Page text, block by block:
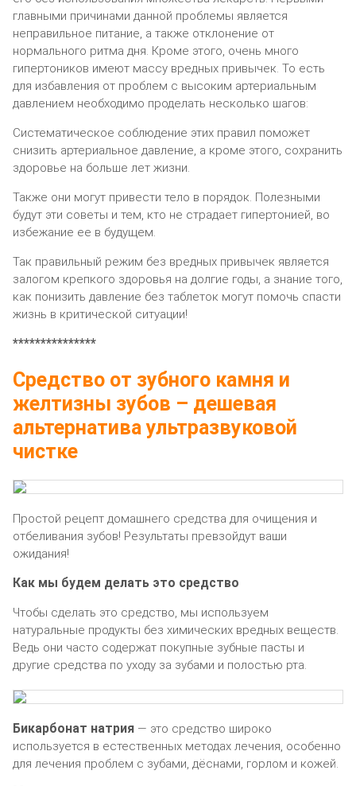
главными причинами данной проблемы является
неправильное питание, а также отклонение от
нормального ритма дня. Кроме этого, очень много
гипертоников имеют массу вредных привычек. То есть
для избавления от проблем с высоким артериальным
давлением необходимо проделать несколько шагов:
Систематическое соблюдение этих правил поможет
снизить артериальное давление, а кроме этого, сохранить
здоровье на больше лет жизни.
Также они могут привести тело в порядок. Полезными
будут эти советы и тем, кто не страдает гипертонией, во
избежание ее в будущем.
Так правильный режим без вредных привычек является
залогом крепкого здоровья на долгие годы, а знание того,
как понизить давление без таблеток могут помочь спасти
жизнь в критической ситуации!
***************
Средство от зубного камня и
желтизны зубов – дешевая
альтернатива ультразвуковой
чистке
Простой рецепт домашнего средства для очищения и
отбеливания зубов! Результаты превзойдут ваши
ожидания!
Как мы будем делать это средство
Чтобы сделать это средство, мы используем
натуральные продукты без химических вредных веществ.
Ведь они часто содержат покупные зубные пасты и
другие средства по уходу за зубами и полостью рта.
Бикарбонат натрия — это средство широко
используется в естественных методах лечения, особенно
для лечения проблем с зубами, дёснами, горлом и кожей.